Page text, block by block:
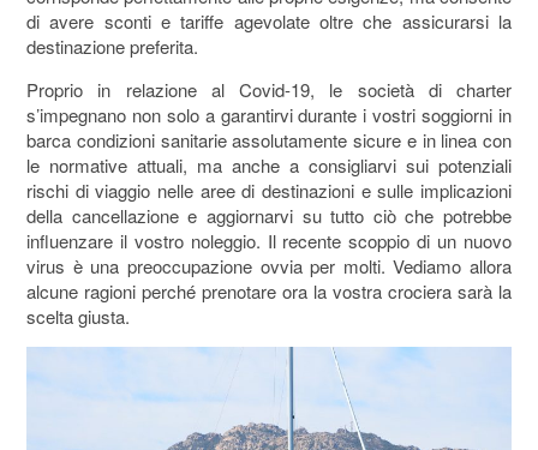
di avere sconti e tariffe agevolate oltre che assicurarsi la
destinazione preferita.
Proprio in relazione al Covid-19, le società di charter
s’impegnano non solo a garantirvi durante i vostri soggiorni in
barca condizioni sanitarie assolutamente sicure e in linea con
le normative attuali, ma anche a consigliarvi sui potenziali
rischi di viaggio nelle aree di destinazioni e sulle implicazioni
della cancellazione e aggiornarvi su tutto ciò che potrebbe
influenzare il vostro noleggio. Il recente scoppio di un nuovo
virus è una preoccupazione ovvia per molti. Vediamo allora
alcune ragioni perché prenotare ora la vostra crociera sarà la
scelta giusta.